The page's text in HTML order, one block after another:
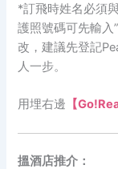
*訂飛時姓名必須
護照號碼可先輸
改，建議先登記
人一步。
用埋右邊 【
搵酒店推介：